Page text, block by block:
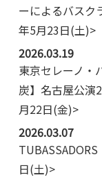
ーによるバスク
年5月23日(土)>
2026.03.19
東京セレーノ・
炭】名古屋公演
月22日(金)>
2026.03.07
日(土)>